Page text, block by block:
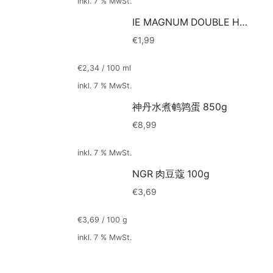
IE MAGNUM DOUBLE HAZEL 85ml
€1,99
€2,34 / 100 ml
inkl. 7 % MwSt.
神丹水煮鹌鹑蛋 850g
€8,99
inkl. 7 % MwSt.
NGR 肉豆蔻 100g
€3,69
€3,69 / 100 g
inkl. 7 % MwSt.